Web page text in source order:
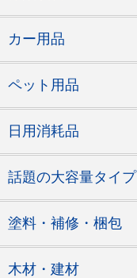
カー用品
ペット用品
日用消耗品
話題の大容量タイプ
塗料・補修・梱包
木材・建材